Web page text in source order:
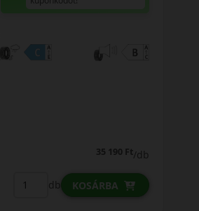
35 190 Ft/db
db KOSÁRBA